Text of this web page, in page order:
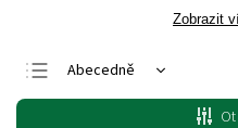
Zobrazit
Abecedně
Nejlevnější